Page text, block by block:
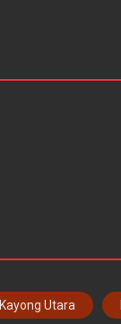
Kayong Utara